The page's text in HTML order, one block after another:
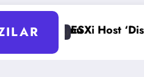
Sorunu Çözümü